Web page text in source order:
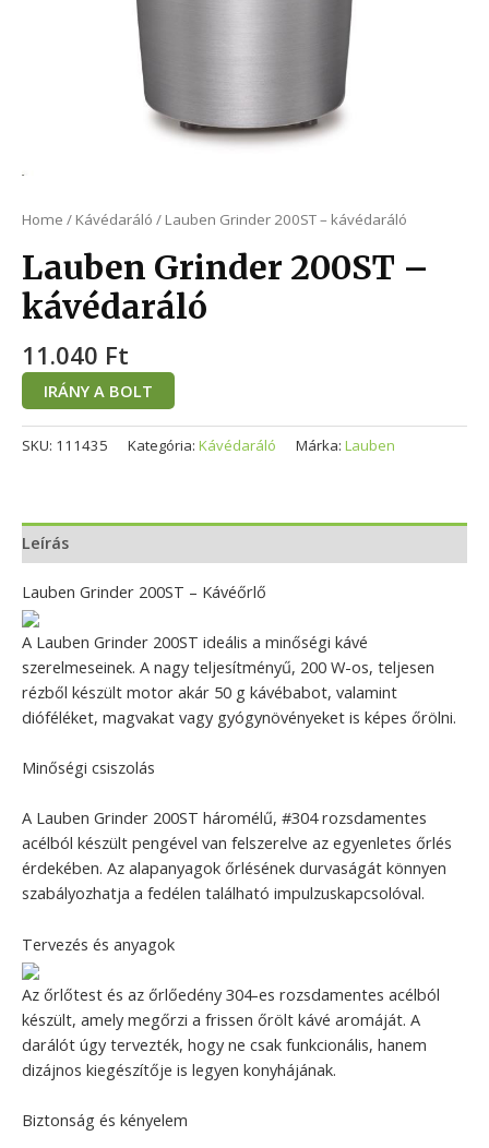
Home / Kávédaráló / Lauben Grinder 200ST – kávédaráló
Lauben Grinder 200ST –
kávédaráló
11.040 Ft
IRÁNY A BOLT
SKU: 111435 Kategória: Kávédaráló Márka: Lauben
Leírás
Lauben Grinder 200ST – Kávéőrlő
A Lauben Grinder 200ST ideális a minőségi kávé
szerelmeseinek. A nagy teljesítményű, 200 W-os, teljesen
rézből készült motor akár 50 g kávébabot, valamint
dióféléket, magvakat vagy gyógynövényeket is képes őrölni.
Minőségi csiszolás
A Lauben Grinder 200ST háromélű, #304 rozsdamentes
acélból készült pengével van felszerelve az egyenletes őrlés
érdekében. Az alapanyagok őrlésének durvaságát könnyen
szabályozhatja a fedélen található impulzuskapcsolóval.
Tervezés és anyagok
Az őrlőtest és az őrlőedény 304-es rozsdamentes acélból
készült, amely megőrzi a frissen őrölt kávé aromáját. A
darálót úgy tervezték, hogy ne csak funkcionális, hanem
dizájnos kiegészítője is legyen konyhájának.
Biztonság és kényelem